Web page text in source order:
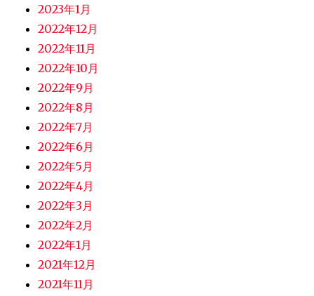
2023年1月
2022年12月
2022年11月
2022年10月
2022年9月
2022年8月
2022年7月
2022年6月
2022年5月
2022年4月
2022年3月
2022年2月
2022年1月
2021年12月
2021年11月